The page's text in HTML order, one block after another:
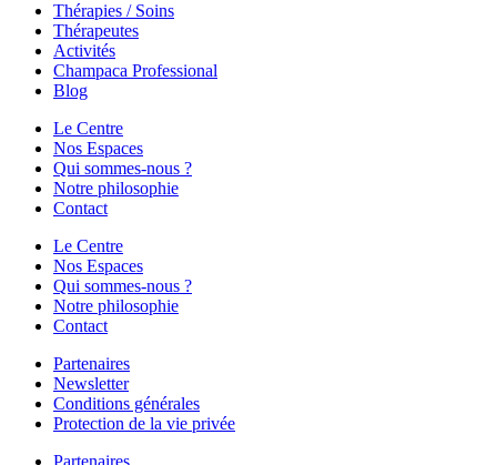
Thérapies / Soins
Thérapeutes
Activités
Champaca Professional
Blog
Le Centre
Nos Espaces
Qui sommes-nous ?
Notre philosophie
Contact
Le Centre
Nos Espaces
Qui sommes-nous ?
Notre philosophie
Contact
Partenaires
Newsletter
Conditions générales
Protection de la vie privée